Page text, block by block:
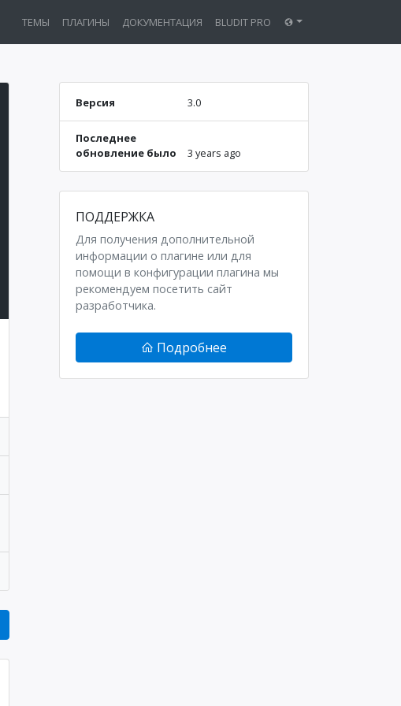
ТЕМЫ ПЛАГИНЫ ДОКУМЕНТАЦИЯ BLUDIT PRO
Версия 3.0
Последнее
обновление было
3 years ago
ПОДДЕРЖКА
Для получения дополнительной
информации о плагине или для
помощи в конфигурации плагина мы
рекомендуем посетить сайт
разработчика.
Подробнее